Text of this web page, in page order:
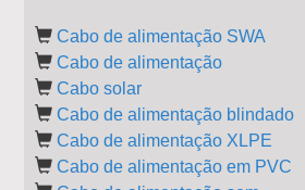
Cabo de alimentação SWA
Cabo de alimentação
Cabo solar
Cabo de alimentação blindado
Cabo de alimentação XLPE
Cabo de alimentação em PVC